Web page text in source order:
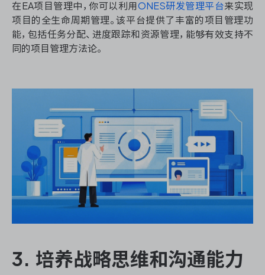
在EA项目管理中，你可以利用 ONES研发管理平台来实现
项目的全生命周期管理。该平台提供了丰富的项目管理功
能，包括任务分配、进度跟踪和资源管理，能够有效支持不
同的项目管理方法论。
3. 培养战略思维和沟通能力